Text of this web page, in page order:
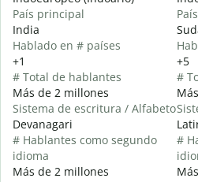
País principal
India
Hablado en # países
+1
# Total de hablantes
Más de 2 millones
Sistema de escritura / Alfabeto
Devanagari
# Hablantes como segundo
idioma
Más de 2 millones
+5
#
#